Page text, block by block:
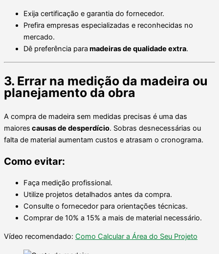
Exija certificação e garantia do fornecedor.
Prefira empresas especializadas e reconhecidas no
mercado.
Dê preferência para madeiras de qualidade extra.
3. Errar na medição da madeira ou
planejamento da obra
A compra de madeira sem medidas precisas é uma das
maiores causas de desperdício. Sobras desnecessárias ou
falta de material aumentam custos e atrasam o cronograma.
Como evitar:
Faça medição profissional.
Utilize projetos detalhados antes da compra.
Consulte o fornecedor para orientações técnicas.
Comprar de 10% a 15% a mais de material necessário.
Vídeo recomendado: Como Calcular a Área do Seu Projeto